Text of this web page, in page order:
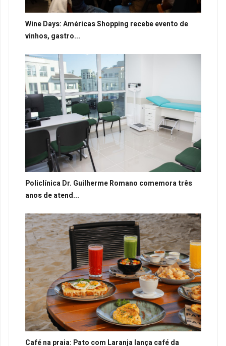
Wine Days: Américas Shopping recebe evento de
vinhos, gastro...
Policlínica Dr. Guilherme Romano comemora três
anos de atend...
Café na praia: Pato com Laranja lança café da